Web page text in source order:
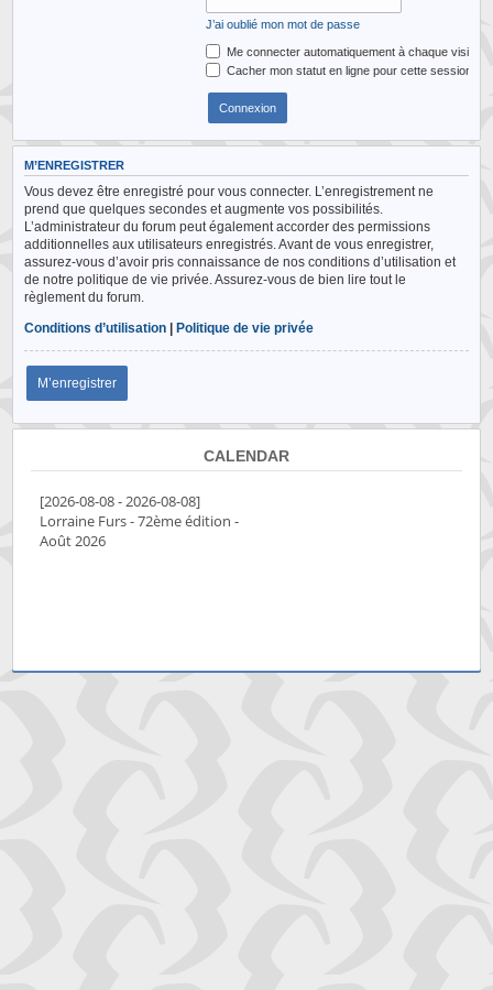
J’ai oublié mon mot de passe
Me connecter automatiquement à chaque visite
Cacher mon statut en ligne pour cette session
M’ENREGISTRER
Vous devez être enregistré pour vous connecter. L’enregistrement ne
prend que quelques secondes et augmente vos possibilités.
L’administrateur du forum peut également accorder des permissions
additionnelles aux utilisateurs enregistrés. Avant de vous enregistrer,
assurez-vous d’avoir pris connaissance de nos conditions d’utilisation et
de notre politique de vie privée. Assurez-vous de bien lire tout le
règlement du forum.
Conditions d’utilisation |Politique de vie privée
M’enregistrer
CALENDAR